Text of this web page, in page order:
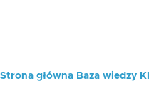
Ścieżka
Strona główna Baza wiedzy